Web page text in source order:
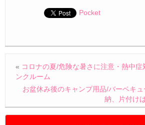
Pocket
« コロナの夏/危険な暑さに注意・熱中症
ンクルーム
お盆休み後のキャンプ用品/バーベキ
納、片付け